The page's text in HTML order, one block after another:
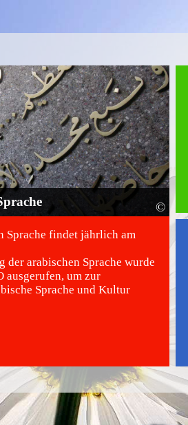
©
Sprache findet jährlich am
der arabischen Sprache wurde
ausgerufen, um zur
Sprache und Kultur